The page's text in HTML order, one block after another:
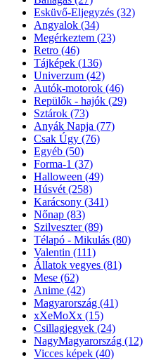
Esküvő-Eljegyzés (32)
Angyalok (34)
Megérkeztem (23)
Retro (46)
Tájképek (136)
Univerzum (42)
Autók-motorok (46)
Repülők - hajók (29)
Sztárok (73)
Anyák Napja (77)
Csak Úgy (76)
Egyéb (50)
Forma-1 (37)
Halloween (49)
Húsvét (258)
Karácsony (341)
Nőnap (83)
Szilveszter(89)
Télapó - Mikulás (80)
Valentin (111)
Állatok vegyes (81)
Mese (62)
Anime (42)
Magyarország (41)
xXeMoXx (15)
Csillagjegyek (24)
NagyMagyarország (12)
Vicces képek (40)